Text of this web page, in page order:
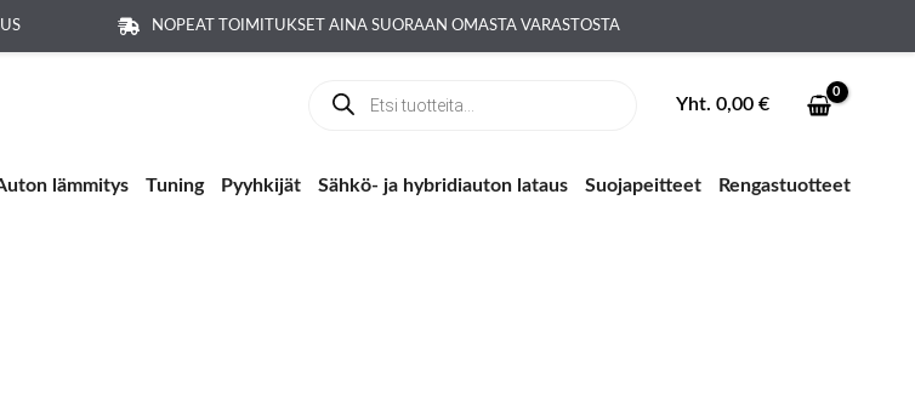
NOPEAT TOIMITUKSET AINA SUORAAN OMASTA VARASTOSTA
search
Yht. 0,00 €
lämmitys Tuning Pyyhkijät Sähkö- ja hybridiauton lataus Suojapeitteet Rengastuotteet